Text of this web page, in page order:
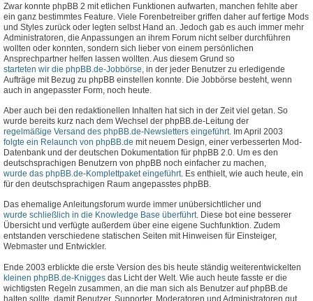
Zwar konnte phpBB 2 mit etlichen Funktionen aufwarten, manchen fehlte aber
ein ganz bestimmtes Feature. Viele Forenbetreiber griffen daher auf fertige Mods
und Styles zurück oder legten selbst Hand an. Jedoch gab es auch immer mehr
Administratoren, die Anpassungen an ihrem Forum nicht selber durchführen
wollten oder konnten, sondern sich lieber von einem persönlichen
Ansprechpartner helfen lassen wollten. Aus diesem Grund so
starteten wir die phpBB.de-Jobbörse , in der jeder Benutzer zu erledigende
Aufträge mit Bezug zu phpBB einstellen konnte. Die Jobbörse besteht, wenn
auch in angepasster Form, noch heute.
Aber auch bei den redaktionellen Inhalten hat sich in der Zeit viel getan. So
wurde bereits kurz nach dem Wechsel der phpBB.de-Leitung der
regelmäßige Versand des phpBB.de-Newsletters eingeführt. Im April 2003
folgte ein Relaunch von phpBB.de mit neuem Design, einer verbesserten Mod-
Datenbank und der deutschen Dokumentation für phpBB 2.0. Um es den
deutschsprachigen Benutzern von phpBB noch einfacher zu machen,
wurde das phpBB.de-Komplettpaket eingeführt. Es enthielt, wie auch heute, ein
für den deutschsprachigen Raum angepasstes phpBB.
Das ehemalige Anleitungsforum wurde immer unübersichtlicher und
wurde schließlich in die Knowledge Base überführt. Diese bot eine besserer
Übersicht und verfügte außerdem über eine eigene Suchfunktion. Zudem
entstanden verschiedene statischen Seiten mit Hinweisen für Einsteiger,
Webmaster und Entwickler.
Ende 2003 erblickte die erste Version des bis heute ständig weiterentwickelten
kleinen phpBB.de-Knigges das Licht der Welt. Wie auch heute fasste er die
wichtigsten Regeln zusammen, an die man sich als Benutzer auf phpBB.de
halten sollte, damit Benutzer, Supporter, Moderatoren und Administratoren gut